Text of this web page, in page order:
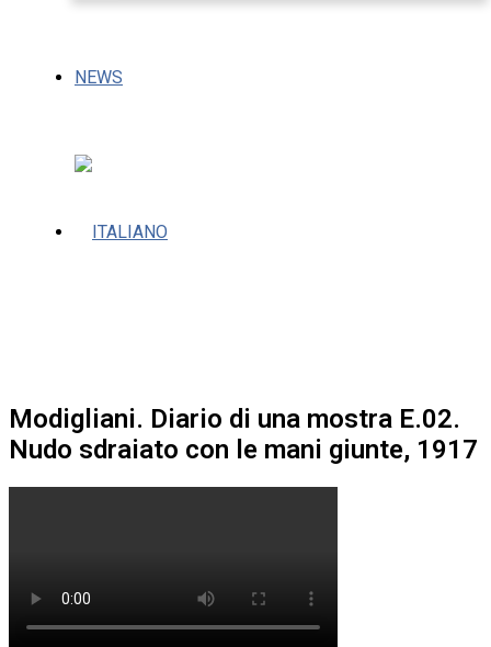
NEWS
Modigliani. Diario di una mostra E.02.
Nudo sdraiato con le mani giunte, 1917